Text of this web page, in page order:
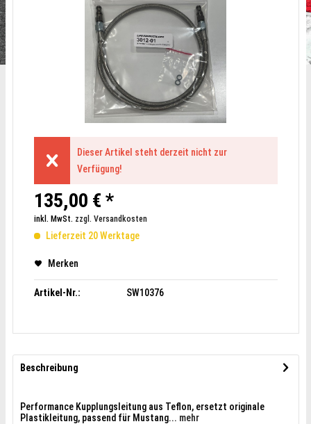
Dieser Artikel steht derzeit nicht zur
Verfügung!
135,00 € *
inkl. MwSt. zzgl. Versandkosten
Lieferzeit 20 Werktage
Merken
Artikel-Nr.: SW10376
Beschreibung
Performance Kupplungsleitung aus Teflon, ersetzt originale
Plastikleitung, passend für Mustang... mehr